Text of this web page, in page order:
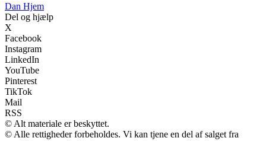
Dan Hjem
Del og hjælp
X
Facebook
Instagram
LinkedIn
YouTube
Pinterest
TikTok
Mail
RSS
© Alt materiale er beskyttet.
© Alle rettigheder forbeholdes. Vi kan tjene en del af salget fra